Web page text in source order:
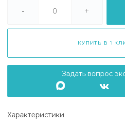
- +
КУПИТЬ В 1
Задать вопрос
Характеристики